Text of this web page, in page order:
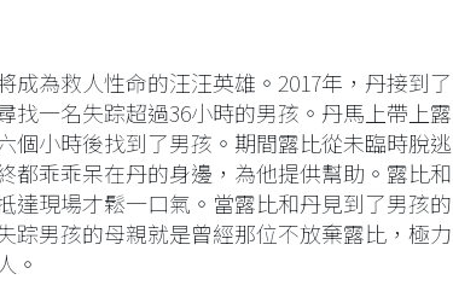
成為救人性命的汪汪英雄。2017年，丹接到了
找一名失踪超過36小時的男孩。丹馬上帶上露
個小時後找到了男孩。期間露比從未臨時脫逃
都乖乖呆在丹的身邊，為他提供幫助。露比和
達現場才鬆一口氣。當露比和丹見到了男孩的
踪男孩的母親就是曾經那位不放棄露比，極力
。